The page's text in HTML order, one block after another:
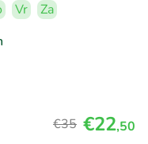
Vr
Za
€35 €22,50